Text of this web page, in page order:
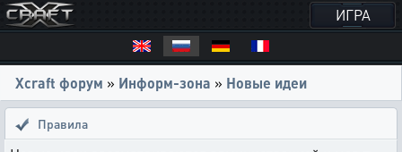
ИГРА
Xcraft форум » Информ-зона » Новые идеи
Правила